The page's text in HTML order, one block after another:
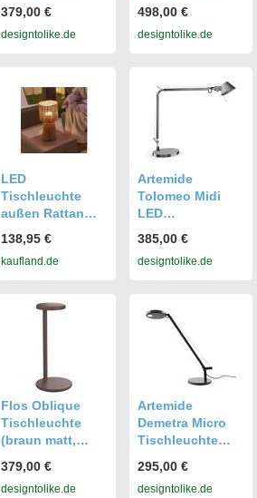
K)) weiß matt
warmweiß (3000
379,00 €
designtolike.de
K)) weiß matt
warmweiß (3000
498,00 €
designtolike.de
LED
Tischleuchte
außen Rattan
IP54 D: 19 cm 38
cm Natur rund
Licht 3000 K 350
138,95 €
kaufland.de
Artemide
Tolomeo Midi
LED
(warmweiß (3000
K)) warmweiß
385,00 €
designtolike.de
Flos Oblique
Tischleuchte
(braun matt,
K)) braun matt
warmweiß (3000
379,00 €
designtolike.de
Artemide
Demetra Micro
Tischleuchte
(3000 K)) weiß
warmweiß (3000
295,00 €
designtolike.de